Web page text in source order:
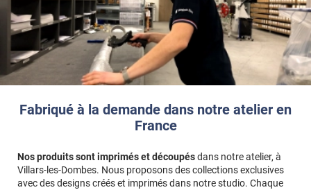
Fabriqué à la demande dans notre atelier en
France
Nos produits sont imprimés et découpésdans notre atelier, à
Villars-les-Dombes. Nous proposons des collections exclusives
avec des designs créés et imprimés dans notre studio. Chaque